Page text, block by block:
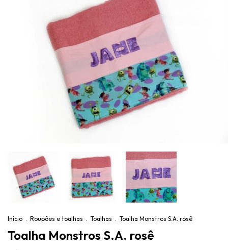
Início Roupões e toalhas Toalhas Toalha Monstros S.A. rosê
Toalha Monstros S.A. rosê